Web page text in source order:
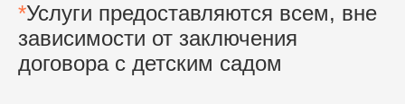
*Услуги предоставляются всем, вне
зависимости от заключения
договора с детским садом